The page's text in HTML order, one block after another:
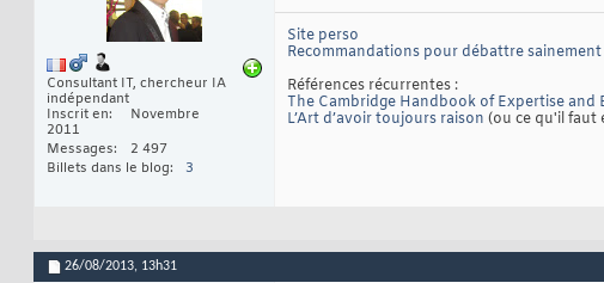
Consultant IT, chercheur IA
indépendant
Inscrit en
Novembre
2011
Messages
2 497
Billets dans le blog
3
Site perso
Recommandations pour débattre sainement
Références récurrentes :
The Cambridge Handbook of Expertise and
L’Art d’avoir toujours raison (ou ce qu'il faut
26/08/2013, 13h31